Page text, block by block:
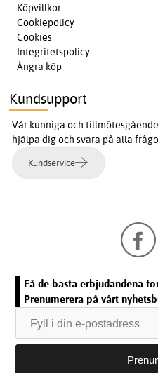
Köpvillkor
Cookiepolicy
Cookies
Integritetspolicy
Ångra köp
Kundsupport
Vår kunniga och
hjälpa dig och svara på alla
Kundservice
Få de bästa erbjudandena
Prenumerera på vårt